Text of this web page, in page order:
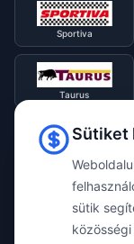
Sportiva
Taurus
Tracmax
Uniroyal
Sütiket
sütik